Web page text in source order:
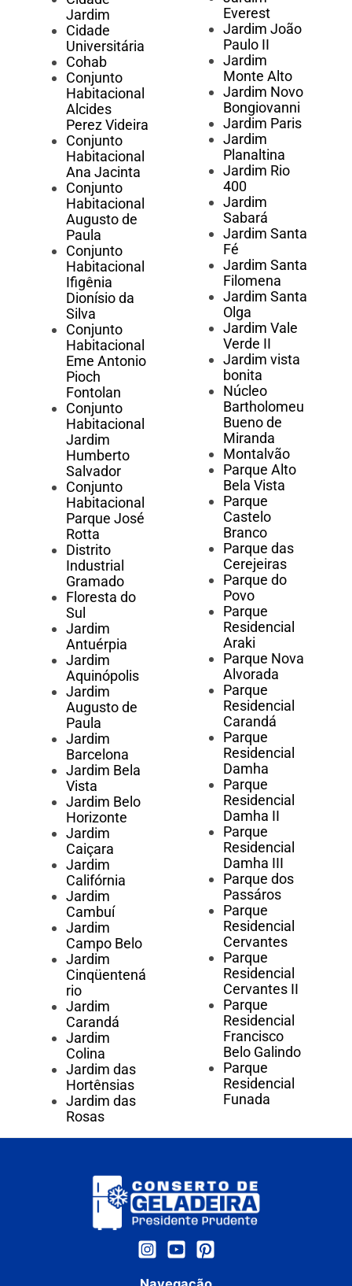
Jardim
Cidade
Universitária
Cohab
Conjunto
Habitacional
Alcides
Perez Videira
Conjunto
Habitacional
Ana Jacinta
Conjunto
Habitacional
Augusto de
Paula
Conjunto
Habitacional
Ifigênia
Dionísio da
Silva
Conjunto
Habitacional
Eme Antonio
Pioch
Fontolan
Conjunto
Habitacional
Jardim
Humberto
Salvador
Conjunto
Habitacional
Parque José
Rotta
Distrito
Industrial
Gramado
Floresta do
Sul
Jardim
Antuérpia
Jardim
Aquinópolis
Jardim
Augusto de
Paula
Jardim
Barcelona
Jardim Bela
Vista
Jardim Belo
Horizonte
Jardim
Caiçara
Jardim
Califórnia
Jardim
Cambuí
Jardim
Campo Belo
Jardim
Cinqüentená
rio
Jardim
Carandá
Jardim
Colina
Jardim das
Hortênsias
Jardim das
Rosas
Everest
Jardim João
Paulo II
Jardim
Monte Alto
Jardim Novo
Bongiovanni
Jardim Paris
Jardim
Planaltina
Jardim Rio
400
Jardim
Sabará
Jardim Santa
Fé
Jardim Santa
Filomena
Jardim Santa
Olga
Jardim Vale
Verde II
Jardim vista
bonita
Núcleo
Bartholomeu
Bueno de
Miranda
Montalvão
Parque Alto
Bela Vista
Parque
Castelo
Branco
Parque das
Cerejeiras
Parque do
Povo
Parque
Residencial
Araki
Parque Nova
Alvorada
Parque
Residencial
Carandá
Parque
Residencial
Damha
Parque
Residencial
Damha II
Parque
Residencial
Damha III
Parque dos
Passáros
Parque
Residencial
Cervantes
Parque
Residencial
Cervantes II
Parque
Residencial
Francisco
Belo Galindo
Parque
Residencial
Funada